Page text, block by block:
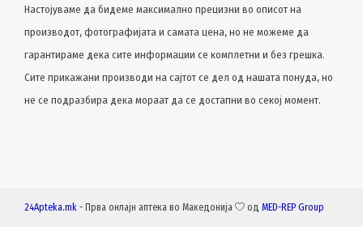
Настојуваме да бидеме максимално прецизни во описот на
производот, фотографијата и самата цена, но не можеме да
гарантираме дека сите информации се комплетни и без грешка.
Сите прикажани производи на сајтот се дел од нашата понуда, но
не се подразбира дека мораат да се достапни во секој момент.
24Apteka.mk - Прва онлајн аптека во Македонија од MED-REP Group